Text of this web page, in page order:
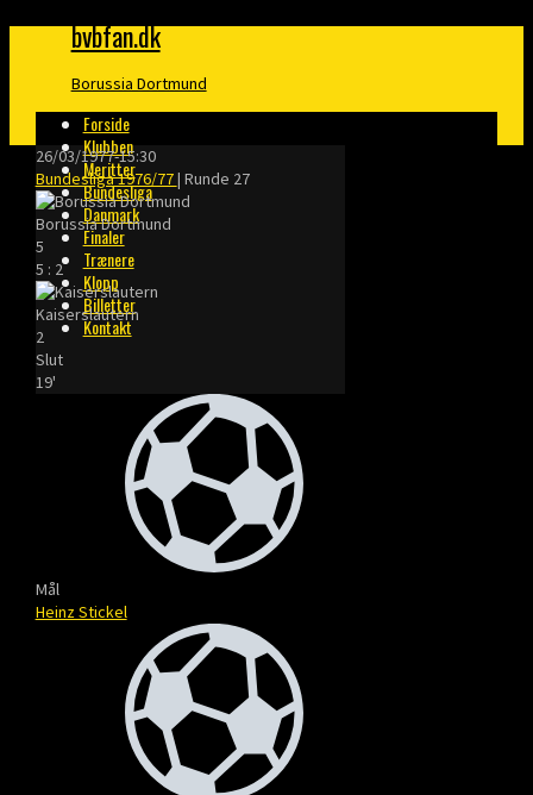
bvbfan.dk
Borussia Dortmund
Forside
Klubben
Meritter
Bundesliga
Danmark
Finaler
Trænere
Klopp
Billetter
Kontakt
26/03/1977-15:30
Bundesliga 1976/77| Runde 27
Borussia Dortmund
5
5 : 2
Kaiserslautern
2
Slut
19'
Mål
Heinz Stickel